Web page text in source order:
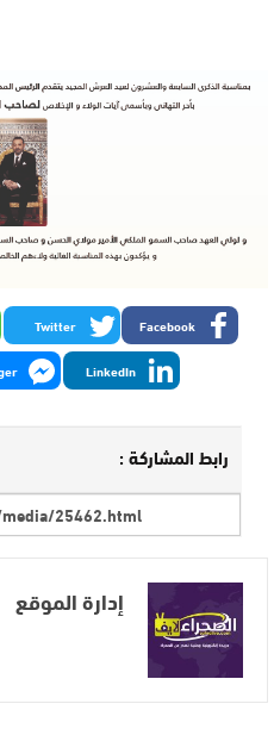
Facebook
Twitter
LinkedIn
رابط المشاركة :
إدارة الموقع